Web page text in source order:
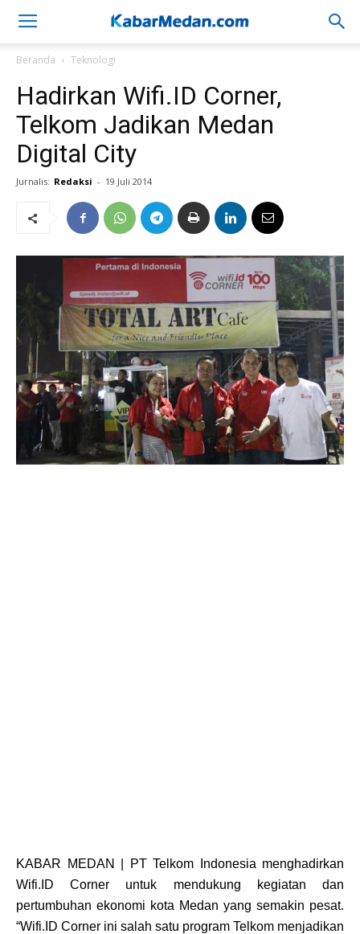
Beranda Teknologi
Hadirkan Wifi.ID Corner,
Telkom Jadikan Medan
Digital City
Jurnalis: Redaksi - 19 Juli 2014
KABAR MEDAN | PT Telkom Indonesia menghadirkan
Wifi.ID Corner untuk mendukung kegiatan dan
pertumbuhan ekonomi kota Medan yang semakin pesat.
“Wifi.ID Corner ini salah satu program Telkom menjadikan